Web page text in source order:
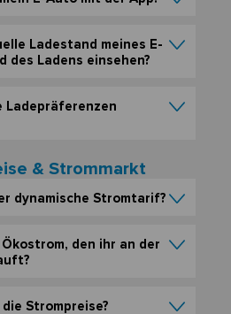
Ladestand meines E-
des Ladens einsehen?
Ladepräferenzen
& Strommarkt
dynamische Stromtarif?
den ihr an der
Strompreise?